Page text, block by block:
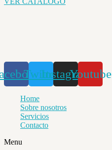
TwitterInstagramYoutube
Home
Sobre nosotros
Servicios
Contacto
Menu